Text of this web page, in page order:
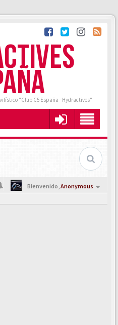
"Club C5 España - Hydractives"
Bienvenido,Anonymous